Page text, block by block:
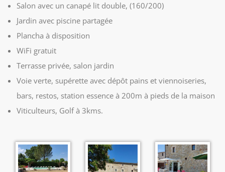
Salon avec un canapé lit double, (160/200)
Jardin avec piscine partagée
Plancha à disposition
WiFi gratuit
Terrasse privée, salon jardin
Voie verte, supérette avec dépôt pains et viennoiseries,
bars, restos, station essence à 200m à pieds de la maison
Viticulteurs, Golf à 3kms.